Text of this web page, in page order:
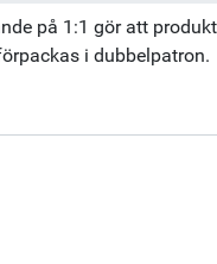
på 1:1 gör att
i dubbelpatron.